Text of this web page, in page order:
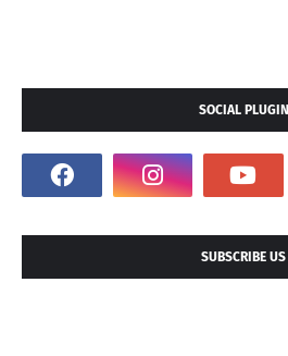
SOCIAL PLUGIN
SUBSCRIBE US